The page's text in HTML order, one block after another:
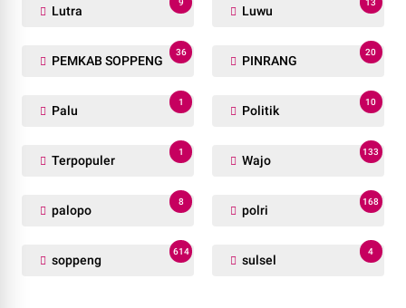
Lutra
9
Luwu
13
PEMKAB SOPPENG
36
PINRANG
20
Palu
1
Politik
10
Terpopuler
1
Wajo
133
palopo
8
polri
168
soppeng
614
sulsel
4